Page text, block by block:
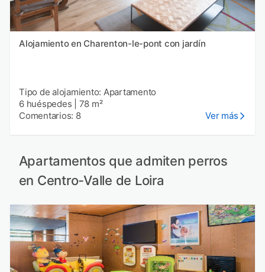
Alojamiento en Charenton-le-pont con jardín
Tipo de alojamiento: Apartamento
6 huéspedes
78 m²
Comentarios: 8
Ver más
Apartamentos que admiten perros
en Centro-Valle de Loira